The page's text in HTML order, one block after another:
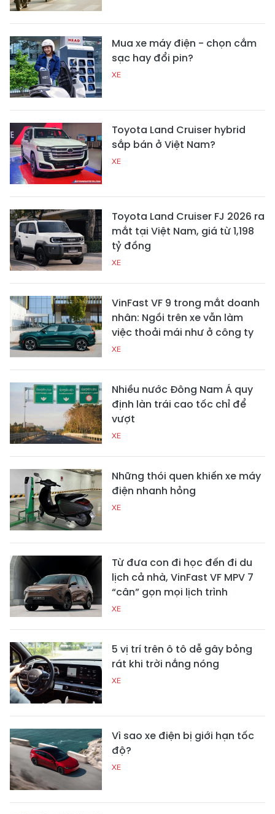
Mua xe máy điện - chọn cắm
sạc hay đổi pin?
XE
Toyota Land Cruiser hybrid
sắp bán ở Việt Nam?
XE
Toyota Land Cruiser FJ 2026 ra
mắt tại Việt Nam, giá từ 1,198
tỷ đồng
XE
VinFast VF 9 trong mắt doanh
nhân: Ngồi trên xe vẫn làm
việc thoải mái như ở công ty
XE
Nhiều nước Đông Nam Á quy
định làn trái cao tốc chỉ để
vượt
XE
Những thói quen khiến xe máy
điện nhanh hỏng
XE
Từ đưa con đi học đến đi du
lịch cả nhà, VinFast VF MPV 7
“cân” gọn mọi lịch trình
XE
5 vị trí trên ô tô dễ gây bỏng
rát khi trời nắng nóng
XE
Vì sao xe điện bị giới hạn tốc
độ?
XE